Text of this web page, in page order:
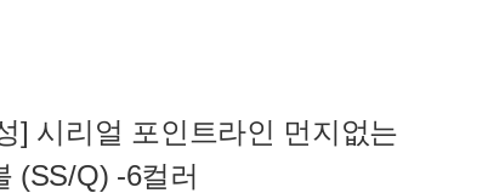
] 시리얼 포인트라인 먼지없는
(SS/Q) -6컬러